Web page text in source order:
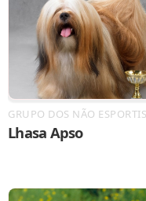
GRUPO DOS NÃO
Lhasa Apso